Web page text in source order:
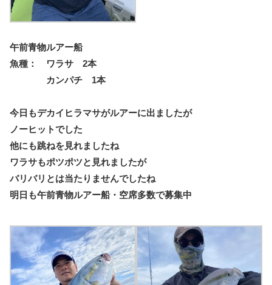
午前青物ルアー船
魚種： ワラサ 2本
カンパチ 1本
今日もデカイヒラマサがルアーに出ましたが
ノーヒットでした
他にも跳ねを見れましたね
ワラサもポツポツと見れましたが
バリバリとは当たりませんでしたね
明日も午前青物ルアー船・空席多数で募集中